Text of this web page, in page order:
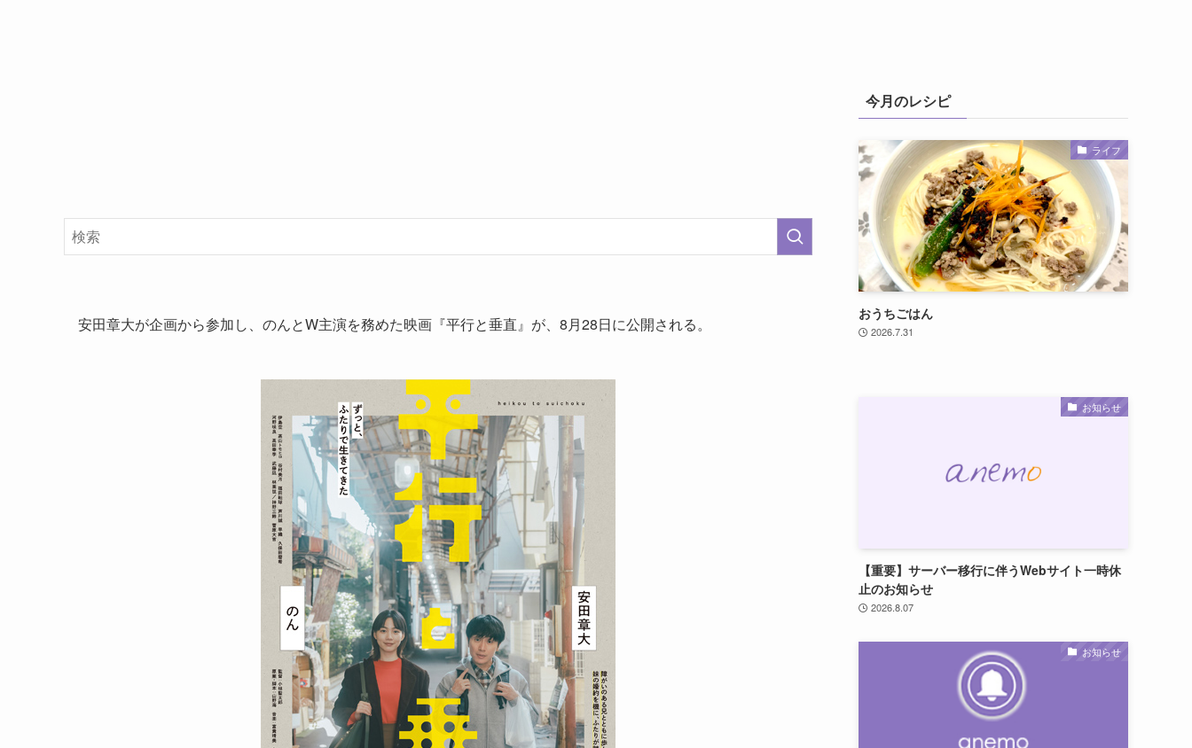
安田章大が企画から参加し、のんとW主演を務めた映画『平行と垂直』が、8月28日に公開される。
今月のレシピ
ライフ
おうちごはん
2026.7.31
お知らせ
【重要】サーバー移行に伴うWebサイト一時休
止のお知らせ
2026.8.07
お知らせ